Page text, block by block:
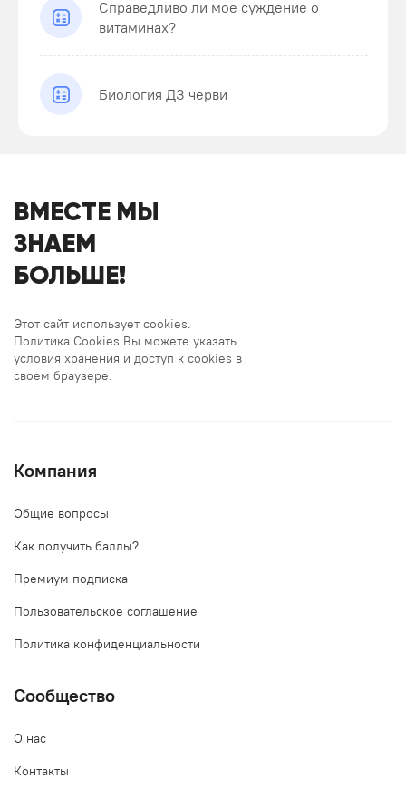
Справедливо ли мое суждение о
витаминах?
Биология ДЗ черви
ВМЕСТЕ МЫ
ЗНАЕМ
БОЛЬШЕ!
Этот сайт использует cookies.
Политика Cookies Вы можете указать
условия хранения и доступ к cookies в
своем браузере.
Компания
Общие вопросы
Как получить баллы?
Премиум подписка
Пользовательское соглашение
Политика конфиденциальности
Сообщество
О нас
Контакты